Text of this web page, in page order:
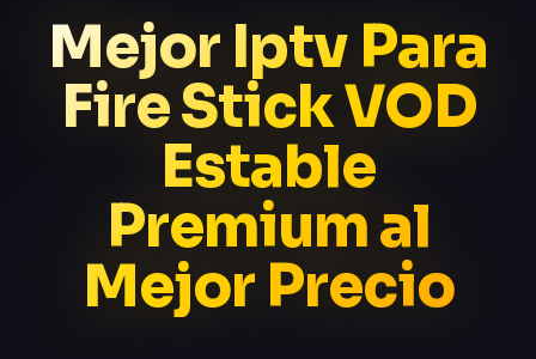
Mejor Iptv Para
Fire Stick VOD
Estable
Premium al
Mejor Precio